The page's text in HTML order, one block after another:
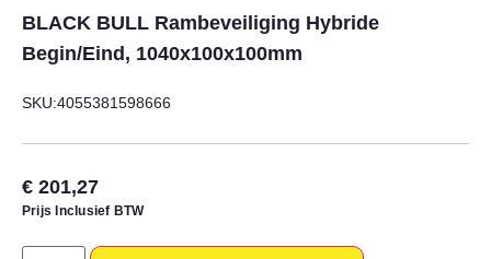
BLACK BULL Rambeveiliging Hybride
Begin/eind, 1040x100x100mm
SKU:4055381598666
€ 201,27
Prijs Inclusief BTW